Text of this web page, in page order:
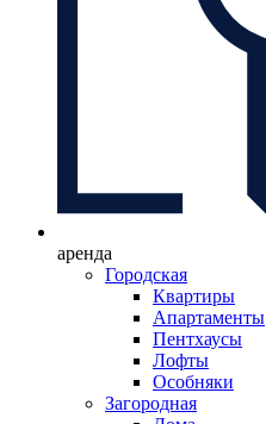
аренда
Городская
Квартиры
Апартаменты
Пентхаусы
Лофты
Особняки
Загородная